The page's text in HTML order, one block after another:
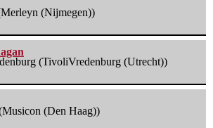
(Nijmegen))
(TivoliVredenburg (Utrecht))
(Den Haag))